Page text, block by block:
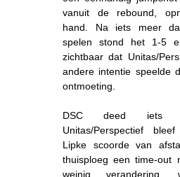
vanuit de rebound,
hand. Na iets meer
spelen stond het 1-5
zichtbaar dat Unitas/
andere intentie speelde
ontmoeting.
DSC deed iets
Unitas/Perspectief
Lipke scoorde van
thuisploeg een time-out
weinig verandering,